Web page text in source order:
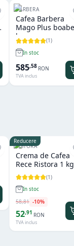
BARBERA
Cafea Barbera
Mago Plus
kg
(1)
In stoc
585,58 RON
TVA inclus
Reducere
RISTORA
Crema de Cafea
Rece Ristora 1 kg
(1)
In stoc
58,81 -10%
52,91 RON
TVA inclus